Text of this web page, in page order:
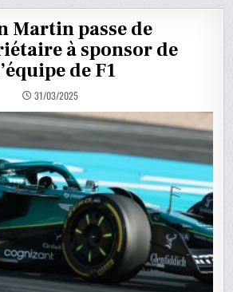
Martin passe de
à sponsor de
de F1
31/03/2025